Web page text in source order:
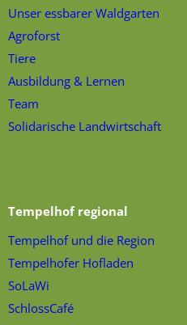
Unser essbarer Waldgarten
Agroforst
Tiere
Ausbildung & Lernen
Team
Solidarische Landwirtschaft
Tempelhof regional
Tempelhof und die Region
Tempelhofer Hofladen
SoLaWi
SchlossCafé